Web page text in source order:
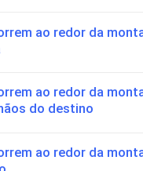
ao redor da
ao redor da
do destino
ao redor da